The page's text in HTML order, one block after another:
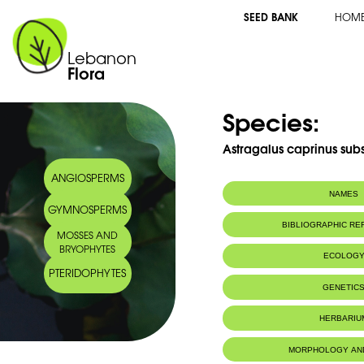
Lebanon
Flora
SEED BANK
ANGIOSPERMS
GYMNOSPERMS
MOSSES AND
BRYOPHYTES
PTERIDOPHYTES
Species:
Astragalus caprinus
NAMES
Synonym(s): Astragalus
BIBLIOGRAPHIC
ECOLOGY
The east
Habitat : Régions
MORPHOLOGY